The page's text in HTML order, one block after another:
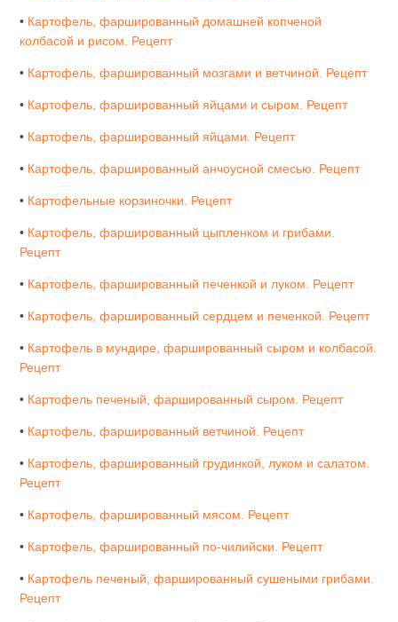
• Картофель, фаршированный домашней копченой
колбасой и рисом. Рецепт
• Картофель, фаршированный мозгами и ветчиной. Рецепт
• Картофель, фаршированный яйцами и сыром. Рецепт
• Картофель, фаршированный яйцами. Рецепт
• Картофель, фаршированный анчоусной смесью. Рецепт
• Картофельные корзиночки. Рецепт
• Картофель, фаршированный цыпленком и грибами.
Рецепт
• Картофель, фаршированный печенкой и луком. Рецепт
• Картофель, фаршированный сердцем и печенкой. Рецепт
• Картофель в мундире, фаршированный сыром и колбасой.
Рецепт
• Картофель печеный, фаршированный сыром. Рецепт
• Картофель, фаршированный ветчиной. Рецепт
• Картофель, фаршированный грудинкой, луком и салатом.
Рецепт
• Картофель, фаршированный мясом. Рецепт
• Картофель, фаршированный по-чилийски. Рецепт
• Картофель печеный, фаршированный сушеными грибами.
Рецепт